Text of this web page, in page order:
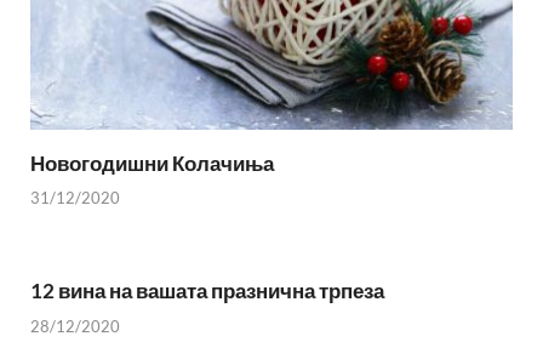
Новогодишни Колачиња
31/12/2020
12 вина на вашата празнична трпеза
28/12/2020